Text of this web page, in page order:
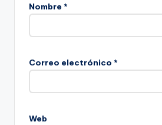
Nombre *
Correo electrónico *
Web